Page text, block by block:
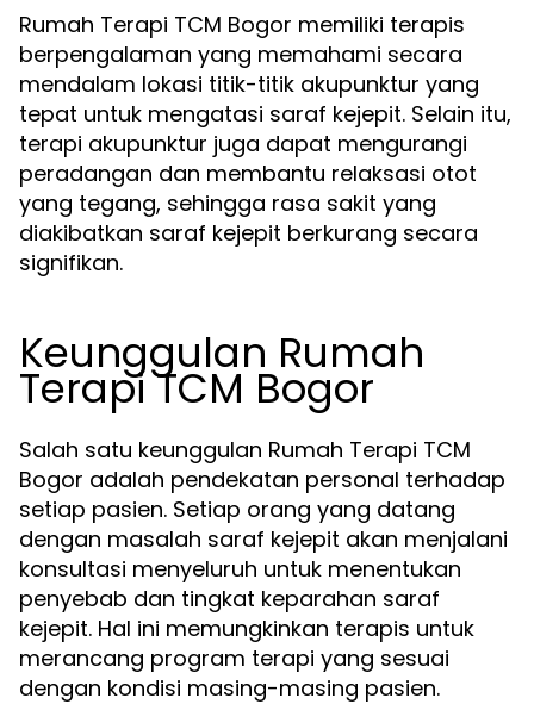
Rumah Terapi TCM Bogor memiliki terapis
berpengalaman yang memahami secara
mendalam lokasi titik-titik akupunktur yang
tepat untuk mengatasi saraf kejepit. Selain itu,
terapi akupunktur juga dapat mengurangi
peradangan dan membantu relaksasi otot
yang tegang, sehingga rasa sakit yang
diakibatkan saraf kejepit berkurang secara
signifikan.
Keunggulan Rumah
Terapi TCM Bogor
Salah satu keunggulan Rumah Terapi TCM
Bogor adalah pendekatan personal terhadap
setiap pasien. Setiap orang yang datang
dengan masalah saraf kejepit akan menjalani
konsultasi menyeluruh untuk menentukan
penyebab dan tingkat keparahan saraf
kejepit. Hal ini memungkinkan terapis untuk
merancang program terapi yang sesuai
dengan kondisi masing-masing pasien.